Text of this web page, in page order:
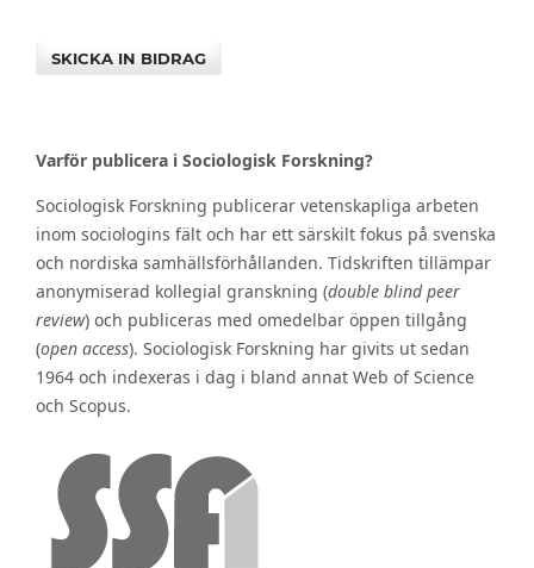
SKICKA IN BIDRAG
Varför publicera i Sociologisk Forskning?
Sociologisk Forskning publicerar vetenskapliga arbeten
inom sociologins fält och har ett särskilt fokus på svenska
och nordiska samhällsförhållanden. Tidskriften tillämpar
anonymiserad kollegial granskning (double blind peer
review) och publiceras med omedelbar öppen tillgång
(open access). Sociologisk Forskning har givits ut sedan
1964 och indexeras i dag i bland annat Web of Science
och Scopus.